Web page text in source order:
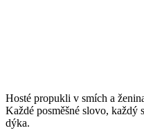
Hosté propukli v smích a
Každé posměšné slovo, každý
dýka.